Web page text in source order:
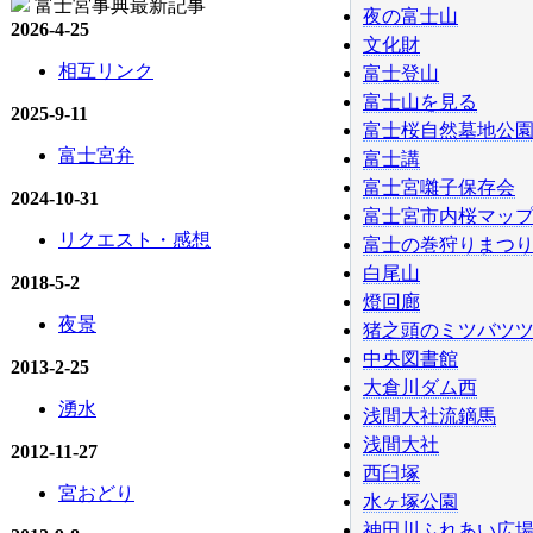
富士宮事典最新記事
2026-4-25
相互リンク
2025-9-11
富士宮弁
2024-10-31
リクエスト・感想
2018-5-2
夜景
2013-2-25
湧水
2012-11-27
宮おどり
夜の富士山
文化財
富士登山
富士山を見る
富士桜自然墓地公園
富士講
富士宮囃子保存会
富士宮市内桜マップ
富士の巻狩りまつり
白尾山
燈回廊
猪之頭のミツバツ
中央図書館
大倉川ダム西
浅間大社流鏑馬
浅間大社
西臼塚
水ヶ塚公園